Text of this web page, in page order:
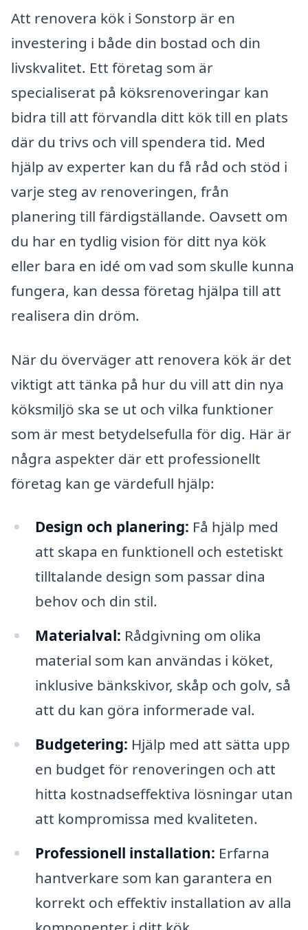
Att renovera kök i Sonstorp är en
investering i både din bostad och din
livskvalitet. Ett företag som är
specialiserat på köksrenoveringar kan
bidra till att förvandla ditt kök till en plats
där du trivs och vill spendera tid. Med
hjälp av experter kan du få råd och stöd i
varje steg av renoveringen, från
planering till färdigställande. Oavsett om
du har en tydlig vision för ditt nya kök
eller bara en idé om vad som skulle kunna
fungera, kan dessa företag hjälpa till att
realisera din dröm.
När du överväger att renovera kök är det
viktigt att tänka på hur du vill att din nya
köksmiljö ska se ut och vilka funktioner
som är mest betydelsefulla för dig. Här är
några aspekter där ett professionellt
företag kan ge värdefull hjälp:
Design och planering: Få hjälp med
att skapa en funktionell och estetiskt
tilltalande design som passar dina
behov och din stil.
Materialval: Rådgivning om olika
material som kan användas i köket,
inklusive bänkskivor, skåp och golv, så
att du kan göra informerade val.
Budgetering: Hjälp med att sätta upp
en budget för renoveringen och att
hitta kostnadseffektiva lösningar utan
att kompromissa med kvaliteten.
Professionell installation: Erfarna
hantverkare som kan garantera en
korrekt och effektiv installation av alla